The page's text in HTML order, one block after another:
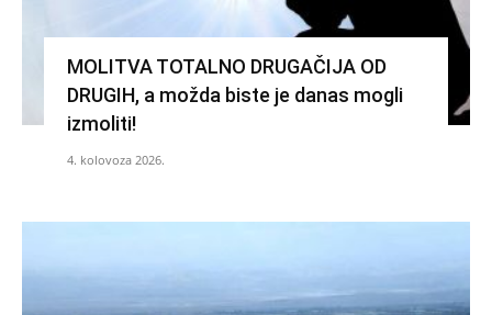
MOLITVA TOTALNO DRUGAČIJA OD
DRUGIH, a možda biste je danas mogli
izmoliti!
4. kolovoza 2026.